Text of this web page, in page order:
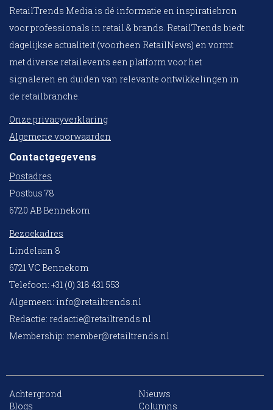
RetailTrends Media is dé informatie en inspiratiebron
voor professionals in retail & brands. RetailTrends biedt
dagelijkse actualiteit (voorheen RetailNews) en vormt
met diverse retailevents een platform voor het
signaleren en duiden van relevante ontwikkelingen in
de retailbranche.
Onze privacyverklaring
Algemene voorwaarden
Contactgegevens
Postadres
Postbus 78
6720 AB Bennekom
Bezoekadres
Lindelaan 8
6721 VC Bennekom
Telefoon: +31 (0) 318 431 553
Algemeen: info@retailtrends.nl
Redactie: redactie@retailtrends.nl
Membership: member@retailtrends.nl
Achtergrond
Nieuws
Blogs
Columns
10 collega’s